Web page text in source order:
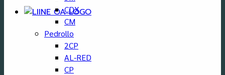
CDX
CM
Pedrollo
2CP
AL-RED
CP